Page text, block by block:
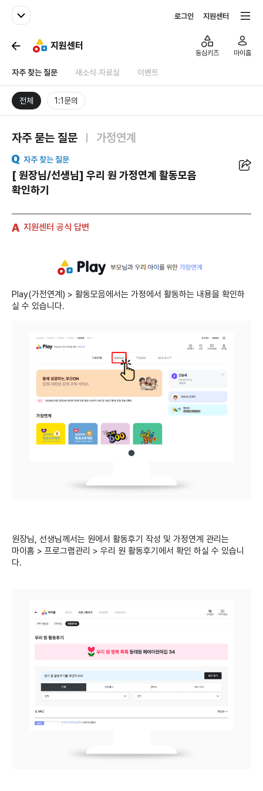
패밀리사이트
로그인 지원센터
지원센터
자주 찾는 질문 새소식·자료실 이벤트
동심키즈 마이홈
전체 1:1문의
자주 묻는 질문 가정연계
자주 찾는 질문
[ 원장님/선생님] 우리 원 가정연계 활동모음
확인하기
지원센터 공식 답변
Play(가전연계) > 활동모음에서는 가정에서 활동하는 내용을 확인하
실 수 있습니다.
원장님, 선생님께서는 원에서 활동후기 작성 및 가정연계 관리는
마이홈 > 프로그램관리 > 우리 원 활동후기에서 확인 하실 수 있습니
다.